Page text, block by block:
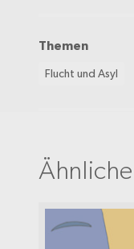
Themen
Flucht und Asyl